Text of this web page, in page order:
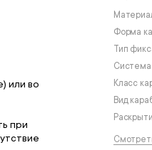
или во
при
Форма
Тип
Система
Класс
Вид